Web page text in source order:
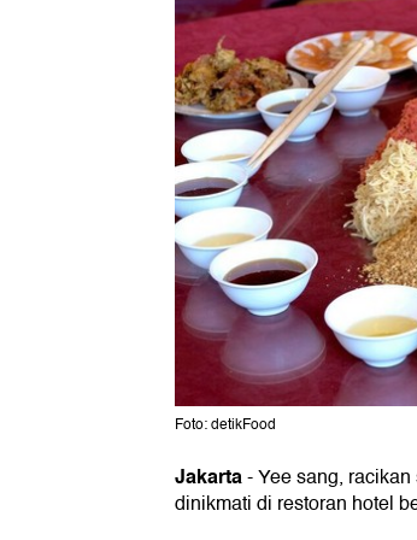
Foto: detikFood
Jakarta- Yee sang,
dinikmati di restoran hotel